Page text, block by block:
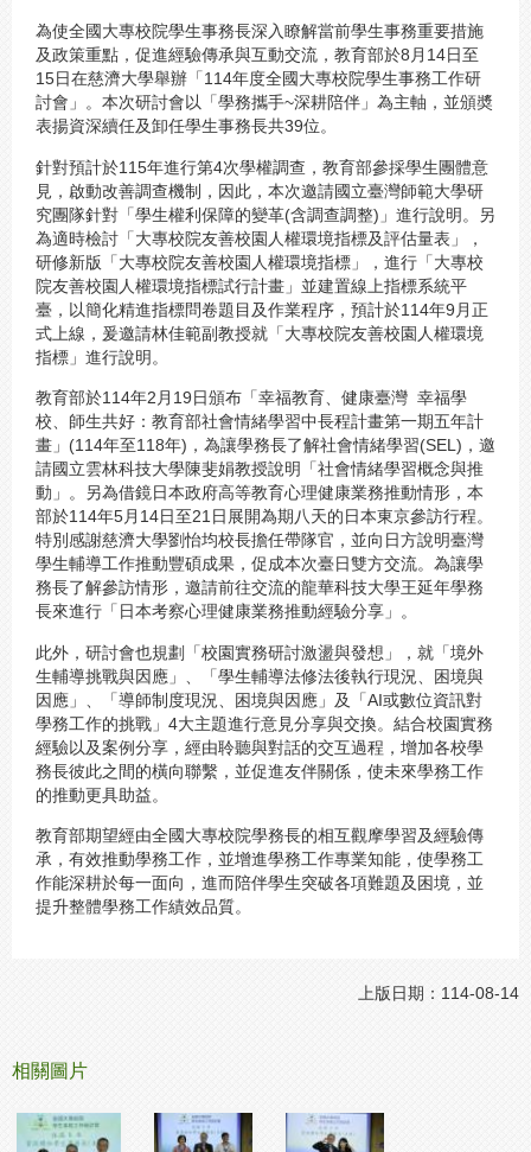
為使全國大專校院學生事務長深入瞭解當前學生事務重要措施
及政策重點，促進經驗傳承與互動交流，教育部於8月14日至
15日在慈濟大學舉辦「114年度全國大專校院學生事務工作研
討會」。本次研討會以「學務攜手~深耕陪伴」為主軸，並頒奬
表揚資深續任及卸任學生事務長共39位。
針對預計於115年進行第4次學權調查，教育部參採學生團體意
見，啟動改善調查機制，因此，本次邀請國立臺灣師範大學研
究團隊針對「學生權利保障的變革(含調查調整)」進行說明。另
為適時檢討「大專校院友善校園人權環境指標及評估量表」，
研修新版「大專校院友善校園人權環境指標」，進行「大專校
院友善校園人權環境指標試行計畫」並建置線上指標系統平
臺，以簡化精進指標問卷題目及作業程序，預計於114年9月正
式上線，爰邀請林佳範副教授就「大專校院友善校園人權環境
指標」進行說明。
教育部於114年2月19日頒布「幸福教育、健康臺灣 幸福學
校、師生共好：教育部社會情緒學習中長程計畫第一期五年計
畫」(114年至118年)，為讓學務長了解社會情緒學習(SEL)，邀
請國立雲林科技大學陳斐娟教授說明「社會情緒學習概念與推
動」。另為借鏡日本政府高等教育心理健康業務推動情形，本
部於114年5月14日至21日展開為期八天的日本東京參訪行程。
特別感謝慈濟大學劉怡均校長擔任帶隊官，並向日方說明臺灣
學生輔導工作推動豐碩成果，促成本次臺日雙方交流。為讓學
務長了解參訪情形，邀請前往交流的龍華科技大學王延年學務
長來進行「日本考察心理健康業務推動經驗分享」。
此外，研討會也規劃「校園實務研討激盪與發想」，就「境外
生輔導挑戰與因應」、「學生輔導法修法後執行現況、困境與
因應」、「導師制度現況、困境與因應」及「AI或數位資訊對
學務工作的挑戰」4大主題進行意見分享與交換。結合校園實務
經驗以及案例分享，經由聆聽與對話的交互過程，增加各校學
務長彼此之間的橫向聯繫，並促進友伴關係，使未來學務工作
的推動更具助益。
教育部期望經由全國大專校院學務長的相互觀摩學習及經驗傳
承，有效推動學務工作，並增進學務工作專業知能，使學務工
作能深耕於每一面向，進而陪伴學生突破各項難題及困境，並
提升整體學務工作績效品質。
上版日期：114-08-14
相關圖片